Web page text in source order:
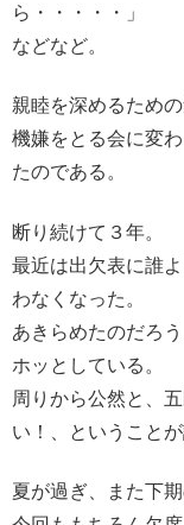
ら・・・・・」
などなど。
親睦を深めるため
機嫌をとる会に変
たのである。
断り続けて３年。
最近は出欠表に誰
わなくなった。
あきらめたのだろう
ホッとしている。
周りから公然と、
い！、ということ
夏が過ぎ、また下